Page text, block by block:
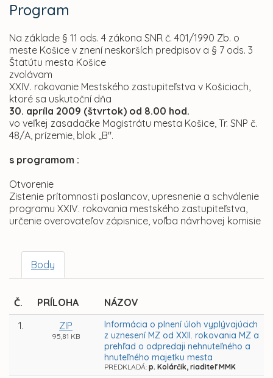
Program
Na základe § 11 ods. 4 zákona SNR č. 401/1990 Zb. o
meste Košice v znení neskorších predpisov a § 7 ods. 3
Štatútu mesta Košice
zvolávam
XXIV. rokovanie Mestského zastupiteľstva v Košiciach,
ktoré sa uskutoční dňa
30. apríla 2009 (štvrtok) od 8.00 hod.
vo veľkej zasadačke Magistrátu mesta Košice, Tr. SNP č.
48/A, prízemie, blok „B".
s programom :
Otvorenie
Zistenie prítomnosti poslancov, upresnenie a schválenie
programu XXIV. rokovania mestského zastupiteľstva,
určenie overovateľov zápisnice, voľba návrhovej komisie
Body
Č. PRÍLOHA
NÁZOV
1.
ZIP
95,81 KB
Informácia o plnení úloh vyplývajúcich
z uznesení MZ od XXII. rokovania MZ a
prehľad o odpredaji nehnuteľného a
hnuteľného majetku mesta
PREDKLADÁ: p. Kolárčik, riaditeľ MMK